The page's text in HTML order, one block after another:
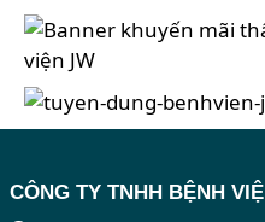
CÔNG TY TNHH BỆNH